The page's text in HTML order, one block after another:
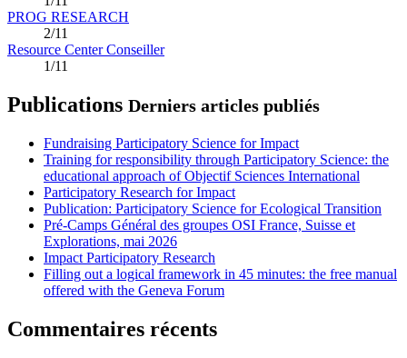
PROG RESEARCH
2/11
Resource Center Conseiller
1/11
Publications Derniers articles publiés
Fundraising Participatory Science for Impact
Training for responsibility through Participatory Science: the
educational approach of Objectif Sciences International
Participatory Research for Impact
Publication: Participatory Science for Ecological Transition
Pré-Camps Général des groupes OSI France, Suisse et
Explorations, mai 2026
Impact Participatory Research
Filling out a logical framework in 45 minutes: the free manual
offered with the Geneva Forum
Commentaires récents